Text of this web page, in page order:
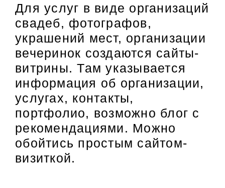
Для услуг в виде организаций
свадеб, фотографов,
украшений мест, организации
вечеринок создаются сайты-
витрины. Там указывается
информация об организации,
услугах, контакты,
портфолио, возможно блог с
рекомендациями. Можно
обойтись простым сайтом-
визиткой.